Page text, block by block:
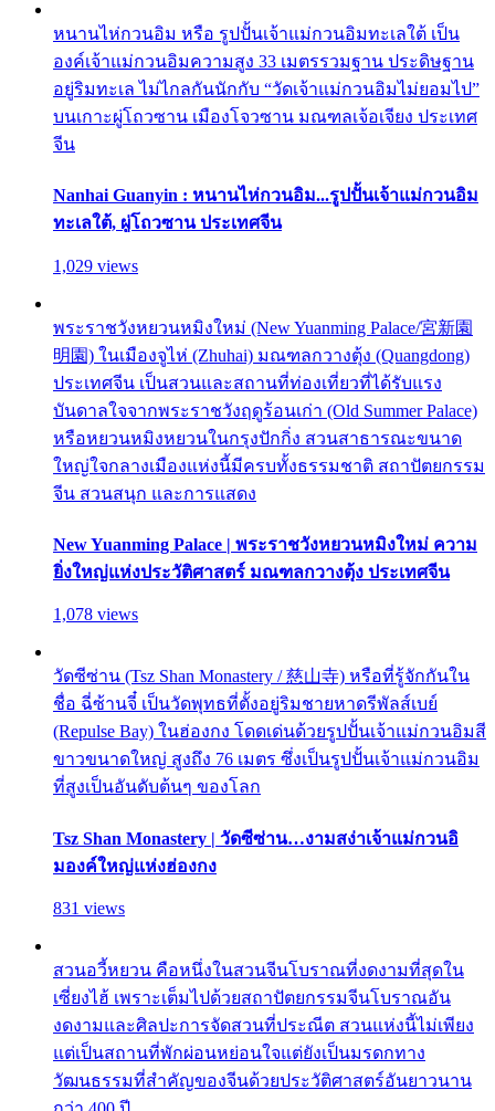
หนานไห่กวนอิม หรือ รูปปั้นเจ้าแม่กวนอิมทะเลใต้ เป็น
องค์เจ้าแม่กวนอิมความสูง 33 เมตรรวมฐาน ประดิษฐาน
อยู่ริมทะเล ไม่ไกลกันนักกับ “วัดเจ้าแม่กวนอิมไม่ยอมไป”
บนเกาะผู่โถวซาน เมืองโจวซาน มณฑลเจ้อเจียง ประเทศ
จีน
Nanhai Guanyin : หนานไห่กวนอิม...รูปปั้นเจ้าแม่กวนอิม
ทะเลใต้, ผู่โถวซาน ประเทศจีน
1,029 views
พระราชวังหยวนหมิงใหม่ (New Yuanming Palace/宮新園
明園) ในเมืองจูไห่ (Zhuhai) มณฑลกวางตุ้ง (Quangdong)
ประเทศจีน เป็นสวนและสถานที่ท่องเที่ยวที่ได้รับแรง
บันดาลใจจากพระราชวังฤดูร้อนเก่า (Old Summer Palace)
หรือหยวนหมิงหยวนในกรุงปักกิ่ง สวนสาธารณะขนาด
ใหญ่ใจกลางเมืองแห่งนี้มีครบทั้งธรรมชาติ สถาปัตยกรรม
จีน สวนสนุก และการแสดง
New Yuanming Palace | พระราชวังหยวนหมิงใหม่ ความ
ยิ่งใหญ่แห่งประวัติศาสตร์ มณฑลกวางตุ้ง ประเทศจีน
1,078 views
วัดซีซ่าน (Tsz Shan Monastery / 慈山寺) หรือที่รู้จักกันใน
ชื่อ ฉี่ซ้านจี๋ เป็นวัดพุทธที่ตั้งอยู่ริมชายหาดรีพัลส์เบย์
(Repulse Bay) ในฮ่องกง โดดเด่นด้วยรูปปั้นเจ้าแม่กวนอิมสี
ขาวขนาดใหญ่ สูงถึง 76 เมตร ซึ่งเป็นรูปปั้นเจ้าแม่กวนอิม
ที่สูงเป็นอันดับต้นๆ ของโลก
Tsz Shan Monastery | วัดซีซ่าน…งามสง่าเจ้าแม่กวนอิ
มองค์ใหญ่แห่งฮ่องกง
831 views
สวนอวี้หยวน คือหนึ่งในสวนจีนโบราณที่งดงามที่สุดใน
เซี่ยงไฮ้ เพราะเต็มไปด้วยสถาปัตยกรรมจีนโบราณอัน
งดงามและศิลปะการจัดสวนที่ประณีต สวนแห่งนี้ไม่เพียง
แต่เป็นสถานที่พักผ่อนหย่อนใจแต่ยังเป็นมรดกทาง
วัฒนธรรมที่สำคัญของจีนด้วยประวัติศาสตร์อันยาวนาน